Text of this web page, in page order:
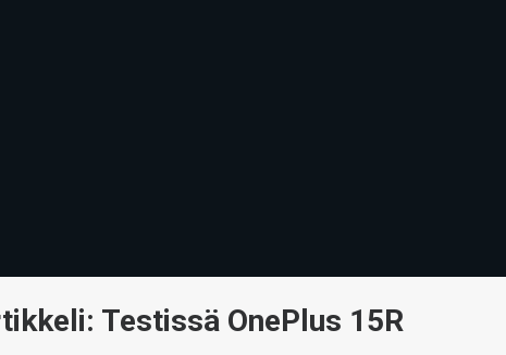
Testissä OnePlus 15R